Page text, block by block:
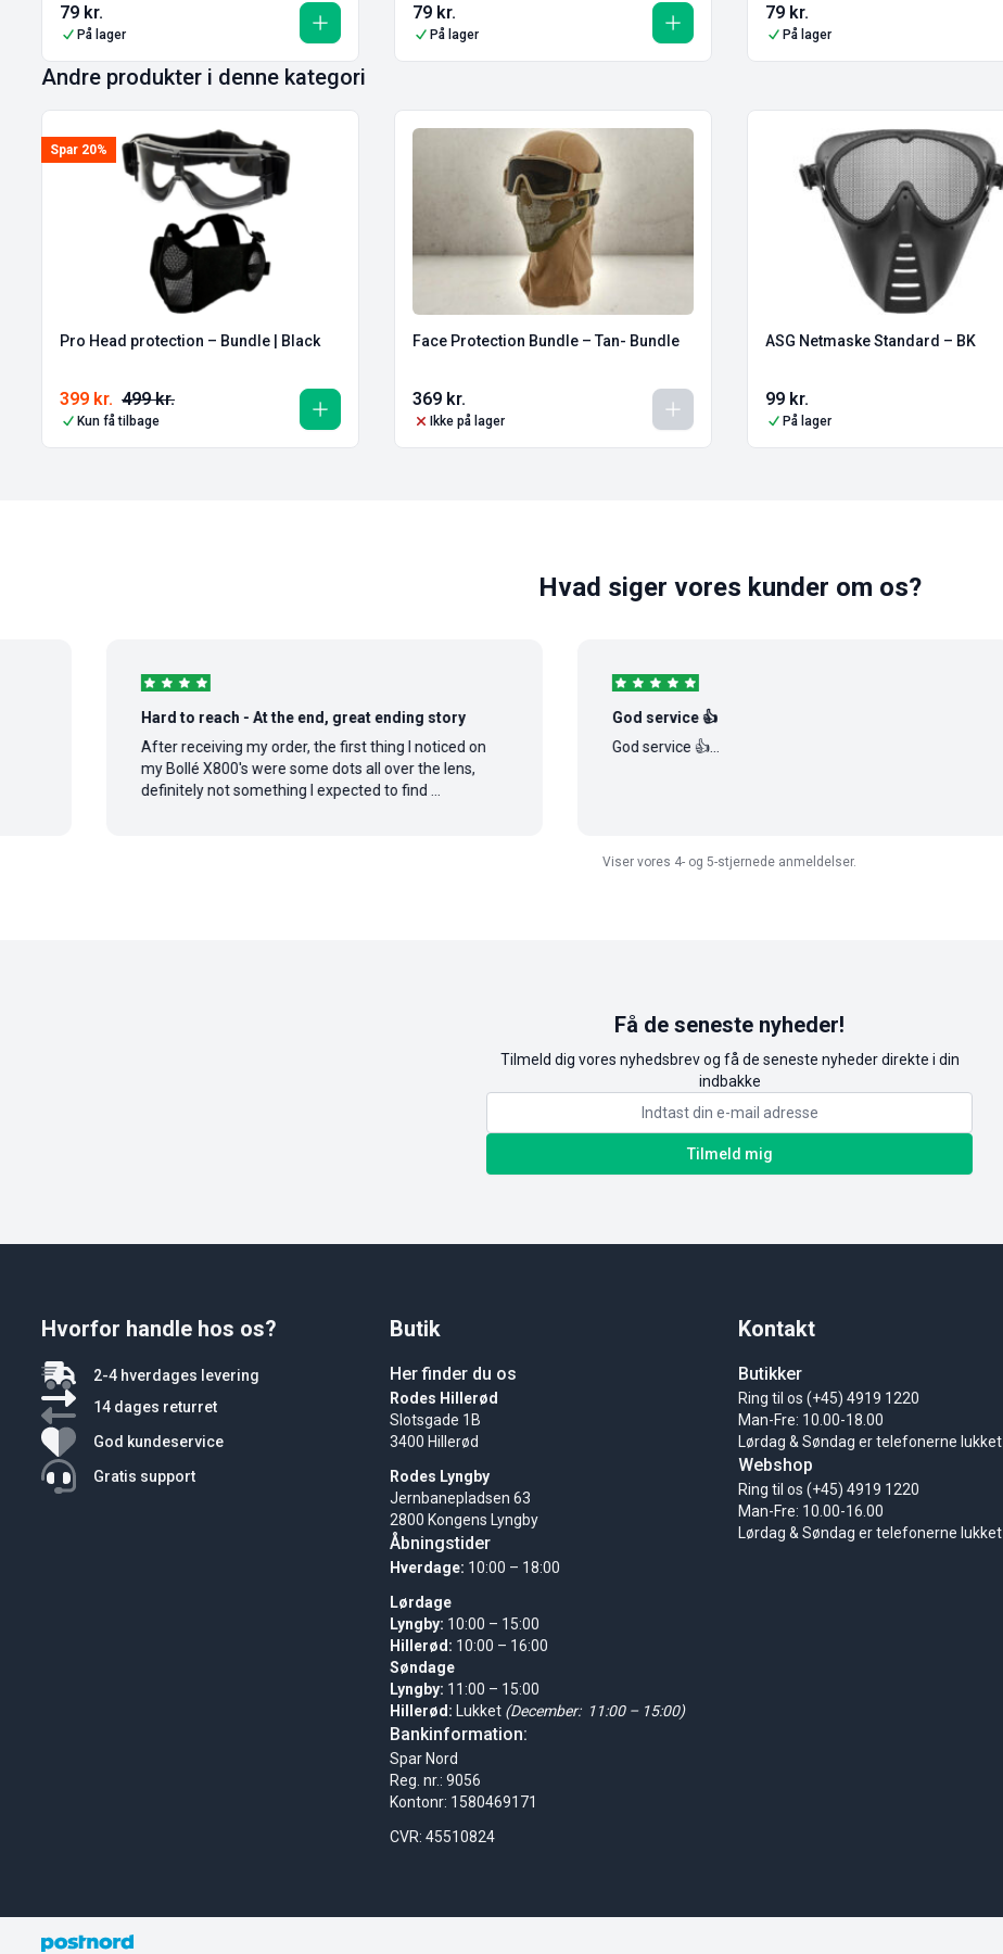
79 kr.
På lager
79 kr.
På lager
79 kr.
På lager
Andre produkter i denne kategori
Spar 20%
Pro Head protection – Bundle | Black
499kr.
399 kr.
Kun få tilbage
Face Protection Bundle – Tan- Bundle
369 kr.
Ikke på lager
ASG Netmaske Standard – BK
99 kr.
På lager
Hvad siger vores kunder om os?
Hard to reach - At the end, great ending story
After receiving my order, the first thing I noticed on
my Bollé X800's were some dots all over the lens,
definitely not something I expected to find ...
God service 👍
God service 👍...
Viser vores 4- og 5-stjernede anmeldelser.
Få de seneste nyheder!
Tilmeld dig vores nyhedsbrev og få de seneste nyheder direkte i din
indbakke
Tilmeld mig
Butik
Her finder du os
Rodes Hillerød
Slotsgade 1B
3400 Hillerød
Rodes Lyngby
Jernbanepladsen 63
2800 Kongens Lyngby
Åbningstider
Hverdage: 10:00 – 18:00
Lørdage
Lyngby: 10:00 – 15:00
Hillerød: 10:00 – 16:00
Søndage
Lyngby: 11:00 – 15:00
Hillerød: Lukket (December: 11:00 – 15:00)
Bankinformation:
Spar Nord
Reg. nr.: 9056
Kontonr: 1580469171
CVR: 45510824
Kontakt
Butikker
Ring til os (+45) 4919 1220
Man-Fre: 10.00-18.00
Lørdag & Søndag er telefonerne lukket
Webshop
Ring til os (+45) 4919 1220
Man-Fre: 10.00-16.00
Lørdag & Søndag er telefonerne lukket
Hvorfor handle hos os?
2-4 hverdages levering
14 dages returret
God kundeservice
Gratis support